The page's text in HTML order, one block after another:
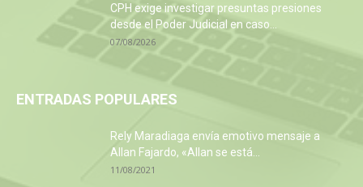
CPH exige investigar presuntas presiones
desde el Poder Judicial en caso...
07/08/2026
ENTRADAS POPULARES
Rely Maradiaga envía emotivo mensaje a
Allan Fajardo, «Allan se está...
11/08/2021